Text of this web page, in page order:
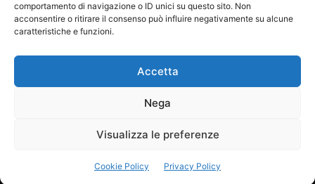
comportamento di navigazione o ID unici su questo sito. Non
acconsentire o ritirare il consenso può influire negativamente su alcune
caratteristiche e funzioni.
Accetta
Nega
Visualizza le preferenze
Cookie Policy Privacy Policy
Contatti Cookie Policy Privacy Policy
Palmi